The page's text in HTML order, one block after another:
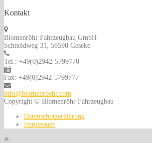
Kontakt
Blomenröhr Fahrzeugbau GmbH
Schneidweg 31, 59590 Geseke
Tel.: +49(0)2942-5799770
Fax: +49(0)2942-5799777
info@blomenroehr.com
Copyright © Blomenröhr Fahrzeugbau
Datenschutzerklärung
Impressum